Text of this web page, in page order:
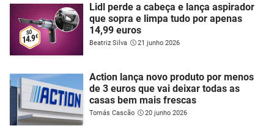
Lidl perde a cabeça e lança aspirador
que sopra e limpa tudo por apenas
14,99 euros
Beatriz Silva 21 junho 2026
Action lança novo produto por menos
de 3 euros que vai deixar todas as
casas bem mais frescas
Tomás Cascão 20 junho 2026